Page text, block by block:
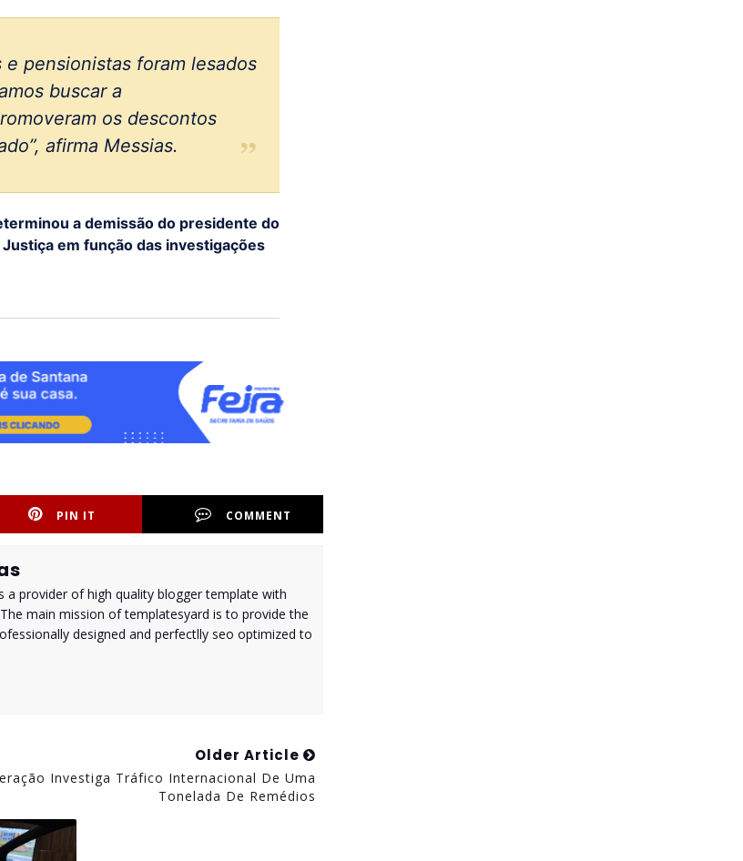
pensionistas foram lesados
buscar a
os descontos
afirma Messias.
a demissão do presidente do
em função das investigações
PIN IT COMMENT
a provider of high quality blogger template with
main mission of templatesyard is to provide the
designed and perfectlly seo optimized to
Older Article
Investiga Tráfico Internacional De Uma
Tonelada De Remédios